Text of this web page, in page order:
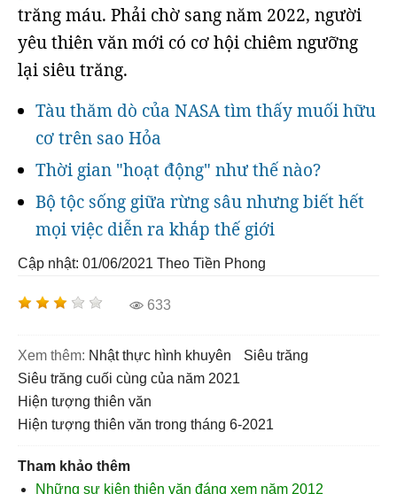
trăng máu. Phải chờ sang năm 2022, người
yêu thiên văn mới có cơ hội chiêm ngưỡng
lại siêu trăng.
Tàu thăm dò của NASA tìm thấy muối hữu
cơ trên sao Hỏa
Thời gian "hoạt động" như thế nào?
Bộ tộc sống giữa rừng sâu nhưng biết hết
mọi việc diễn ra khắp thế giới
Cập nhật: 01/06/2021 Theo Tiền Phong
633
Xem thêm: nhật thực hình khuyên
siêu trăng
siêu trăng cuối cùng của năm 2021
hiện tượng thiên văn
hiện tượng thiên văn trong tháng 6-2021
Tham khảo thêm
Những sự kiện thiên văn đáng xem năm 2012